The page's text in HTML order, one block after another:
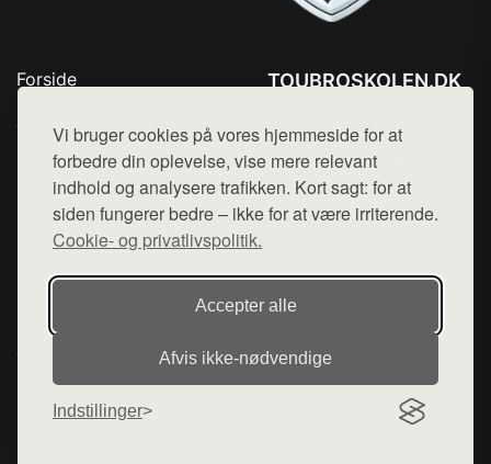
Vi bruger cookies på vores hjemmeside for at
forbedre din oplevelse, vise mere relevant
indhold og analysere trafikken. Kort sagt: for at
siden fungerer bedre – ikke for at være irriterende.
Cookie- og privatlivspolitik.
Accepter alle
Afvis ikke‑nødvendige
Indstillinger
Forside
Top Rabatter
Blog
Kontakt
TOUBROSKOLEN.DK
Mail: hej@want.dk
Cookie- og privatlivspolitik
Denne side er en del af want.dk, der udgiver en række
hjemmesider med præsentation af forskellige produkter fra
diverse webshops. Der sælges ikke varer fra denne side - vi
henviser til de shops, som sælger varen. Vi har heller ikke
varerne på lager.